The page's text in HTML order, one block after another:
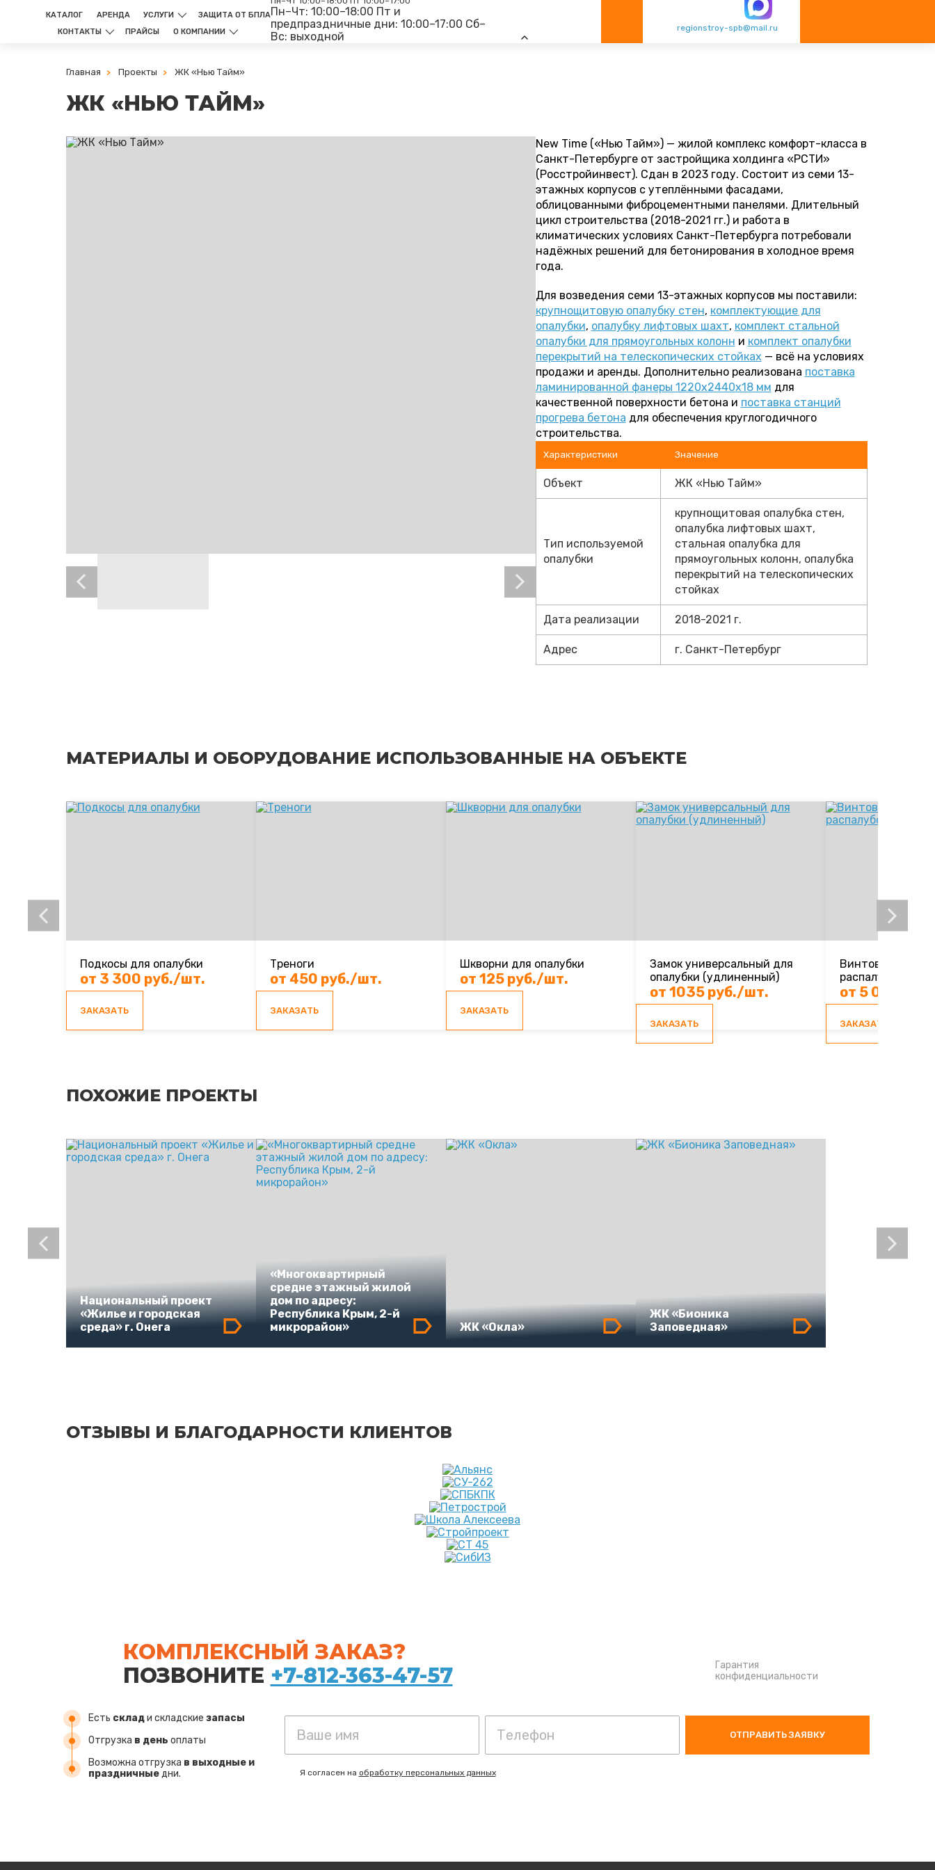
КАТАЛОГ АРЕНДА УСЛУГИ
ЗАЩИТА ОТ БПЛА
КОНТАКТЫ
ПРАЙСЫ О КОМПАНИИ
Пн–Чт: 10:00–18:00 Пт и
предпраздничные дни: 10:00–17:00 Сб–
Вс: выходной
regionstroy-spb@mail.ru
Главная Проекты ЖК «Нью Тайм»
ЖК «НЬЮ ТАЙМ»
New Time («Нью Тайм») — жилой комплекс комфорт-класса в
Санкт-Петербурге от застройщика холдинга «РСТИ»
(Росстройинвест). Сдан в 2023 году. Состоит из семи 13-
этажных корпусов с утеплёнными фасадами,
облицованными фиброцементными панелями. Длительный
цикл строительства (2018-2021 гг.) и работа в
климатических условиях Санкт-Петербурга потребовали
надёжных решений для бетонирования в холодное время
года.
Для возведения семи 13-этажных корпусов мы поставили:
крупнощитовую опалубку стен, комплектующие для
опалубки, опалубку лифтовых шахт, комплект стальной
опалубки для прямоугольных колонн и комплект опалубки
перекрытий на телескопических стойках — всё на условиях
продажи и аренды. Дополнительно реализована поставка
ламинированной фанеры 1220х2440х18 мм для
качественной поверхности бетона и поставка станций
прогрева бетона для обеспечения круглогодичного
строительства.
Характеристики Значение
Объект ЖК «Нью Тайм»
Тип используемой
опалубки
крупнощитовая опалубка стен,
опалубка лифтовых шахт,
стальная опалубка для
прямоугольных колонн, опалубка
перекрытий на телескопических
стойках
Дата реализации 2018-2021 г.
Адрес г. Санкт-Петербург
МАТЕРИАЛЫ И ОБОРУДОВАНИЕ ИСПОЛЬЗОВАННЫЕ НА ОБЪЕКТЕ
Подкосы для опалубки
от 3 300 руб./шт.
ЗАКАЗАТЬ
Треноги
от 450 руб./шт.
ЗАКАЗАТЬ
Шкворни для опалубки
от 125 руб./шт.
ЗАКАЗАТЬ
Замок универсальный для
опалубки (удлиненный)
от 1035 руб./шт.
ЗАКАЗАТЬ
Винтовая пара
распалубочных
от 5 000
ЗАКАЗАТЬ
ПОХОЖИЕ ПРОЕКТЫ
Национальный проект
«Жилье и городская
среда» г. Онега
«Многоквартирный
средне этажный жилой
дом по адресу:
Республика Крым, 2-й
микрорайон»
ЖК «Окла»
ЖК «Бионика
Заповедная»
ОТЗЫВЫ И БЛАГОДАРНОСТИ КЛИЕНТОВ
КОМПЛЕКСНЫЙ ЗАКАЗ?
ПОЗВОНИТЕ +7-812-363-47-57
Гарантия
конфиденциальности
Есть склади складские запасы
Отгрузка в день оплаты
Возможна отгрузка в выходные и
праздничныедни.
ОТПРАВИТЬ ЗАЯВКУ
Я согласен на обработку персональных данных